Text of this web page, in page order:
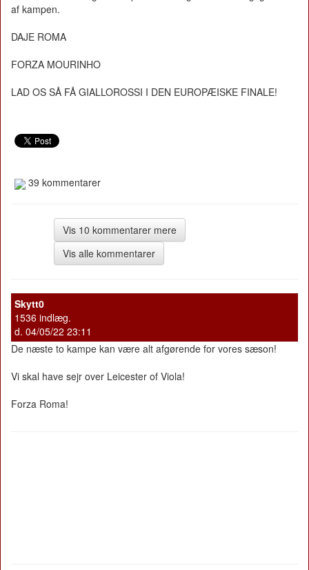
af kampen.
DAJE ROMA
FORZA MOURINHO
LAD OS SÅ FÅ GIALLOROSSI I DEN EUROPÆISKE FINALE!
39 kommentarer
Vis 10 kommentarer mere
Vis alle kommentarer
Skytt0
1536 indlæg.
d. 04/05/22 23:11
De næste to kampe kan være alt afgørende for vores sæson!
Vi skal have sejr over Leicester of Viola!
Forza Roma!